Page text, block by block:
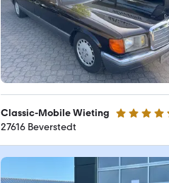
Classic-Mobile Wieting 4.7 Sterne
27616 Beverstedt